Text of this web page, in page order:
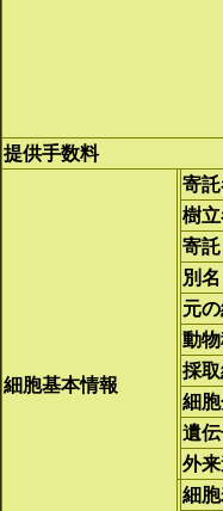
提供手数料
細胞基本情報
寄
樹
寄
別名
元
動
採
細
遺
外
細